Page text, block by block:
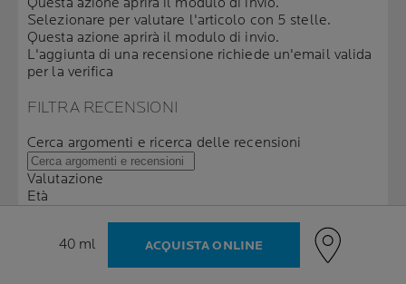
Volume
40 ml ACQUISTA ONLINE
Selezionare per valutare l'articolo con 5 stelle.
Questa azione aprirà il modulo di invio.
L'aggiunta di una recensione richiede un'email valida
per la verifica
FILTRA RECENSIONI
Cerca argomenti e ricerca delle recensioni
Valutazione
Età
9 – 17 di 17 recensioni